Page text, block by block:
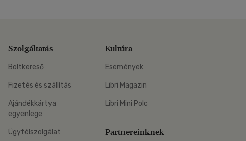
Szolgáltatás
Boltkereső
Fizetés és szállítás
Ajándékkártya
egyenlege
Ügyfélszolgálat
Kultúra
Események
Libri Magazin
Libri Mini Polc
Partnereinknek